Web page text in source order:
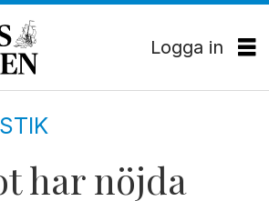
Logga in
har nöjda